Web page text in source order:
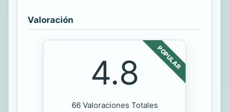
Valoración
POPULAR
4.8
66 Valoraciones Totales